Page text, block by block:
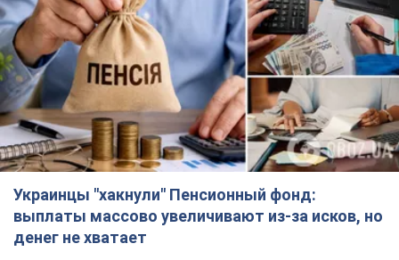
Украинцы "хакнули" Пенсионный фонд:
выплаты массово увеличивают из-за исков, но
денег не хватает